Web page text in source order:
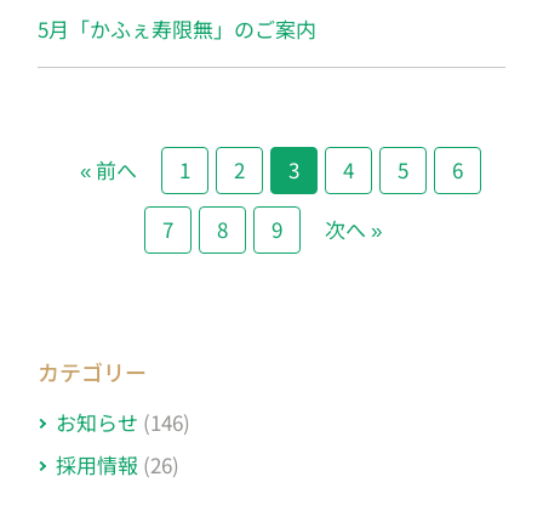
5月「かふぇ寿限無」のご案内
« 前へ 1 2 3 4 5
6
7
8 9 次へ »
カテゴリー
お知らせ (146)
採用情報 (26)